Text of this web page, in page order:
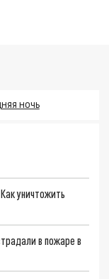
НОЧЬ
уничтожить
в пожаре в